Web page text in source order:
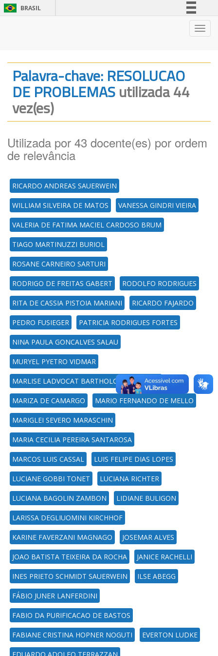
BRASIL
Legislação
Canais
Palavra-chave: RESOLUCAO
DE PROBLEMASutilizada 44
vez(es)
Utilizada por 43 docente(es) por ordem
de relevância
RICARDO ANDREAS SAUERWEIN
WILLIAM SILVEIRA DE MATOS VANESSA GINDRI VIEIRA
VALERIA DE FATIMA MACIEL CARDOSO BRUM
TIAGO MARTINUZZI BURIOL
ROSANE CARNEIRO SARTURI
RODRIGO DE FREITAS GABERT RODOLFO RODRIGUES
RITA DE CASSIA PISTOIA MARIANI RICARDO FAJARDO
PEDRO FUSIEGER PATRICIA RODRIGUES FORTES
NINA PAULA GONCALVES SALAU
MURYEL PYETRO VIDMAR
MARLISE LADVOCAT BARTHOLOMEI SANTOS
MARIZA DE CAMARGO MARIO FERNANDO DE MELLO
MARIGLEI SEVERO MARASCHIN
MARIA CECILIA PEREIRA SANTAROSA
MARCOS LUIS CASSAL LUIS FELIPE DIAS LOPES
LUCIANE GOBBI TONET LUCIANA RICHTER
LUCIANA BAGOLIN ZAMBON LIDIANE BULIGON
LARISSA DEGLIUOMINI KIRCHHOF
KARINE FAVERZANI MAGNAGO JOSEMAR ALVES
JOAO BATISTA TEIXEIRA DA ROCHA JANICE RACHELLI
INES PRIETO SCHMIDT SAUERWEIN ILSE ABEGG
FÁBIO JUNER LANFERDINI
FABIO DA PURIFICACAO DE BASTOS
FABIANE CRISTINA HOPNER NOGUTI EVERTON LUDKE